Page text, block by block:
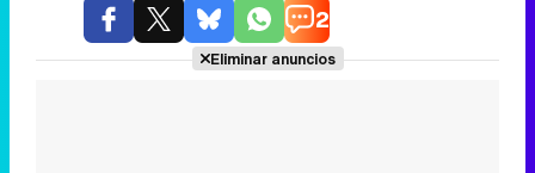
2
Eliminar anuncios